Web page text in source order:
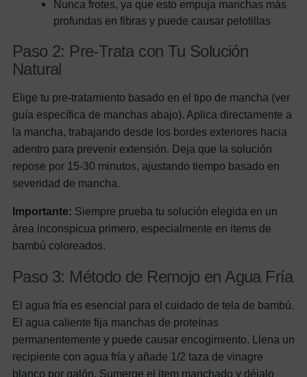
Nunca frotes, ya que esto empuja manchas más
profundas en fibras y puede causar pelotillas
Paso 2: Pre-Trata con Tu Solución
Natural
Elige tu pre-tratamiento basado en el tipo de mancha (ver
guía específica de manchas abajo). Aplica directamente a
la mancha, trabajando desde los bordes exteriores hacia
adentro para prevenir extensión. Deja que la solución
repose por 15-30 minutos, ajustando tiempo basado en
severidad de mancha.
Importante: Siempre prueba tu solución elegida en un
área inconspicua primero, especialmente en items de
bambú coloreados.
Paso 3: Método de Remojo en Agua Fría
El agua fría es esencial para el cuidado de tela de bambú.
El agua caliente fija manchas de proteínas
permanentemente y puede causar encogimiento. Llena un
recipiente con agua fría y añade 1/2 taza de vinagre
blanco por galón. Sumerge el item manchado y déjalo